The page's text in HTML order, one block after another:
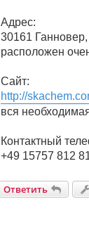
Адрес:
30161
расположен
Сайт:
http://
вся
Контактный
+49 15757 812
Ответить